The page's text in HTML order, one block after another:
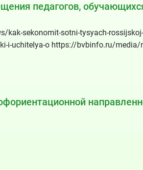
педагогов,
kak-sekonomit-sotni-tysyach-
i-uchitelya-o https://bvbinfo.ru/